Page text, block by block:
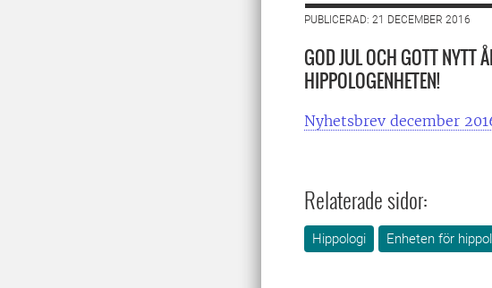
PUBLICERAD: 21 DECEMBER 2016
GOD JUL OCH GOTT NYTT
HIPPOLOGENHETEN!
Nyhetsbrev december
Relaterade sidor:
Hippologi Enheten för